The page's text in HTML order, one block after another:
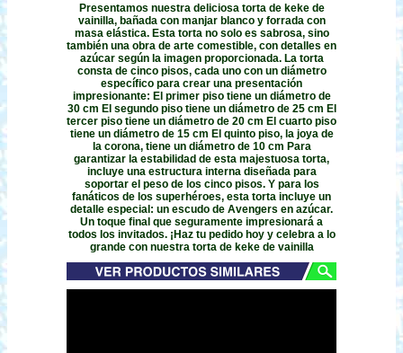
Presentamos nuestra deliciosa torta de keke de
vainilla, bañada con manjar blanco y forrada con
masa elástica. Esta torta no solo es sabrosa, sino
también una obra de arte comestible, con detalles en
azúcar según la imagen proporcionada. La torta
consta de cinco pisos, cada uno con un diámetro
específico para crear una presentación
impresionante: El primer piso tiene un diámetro de
30 cm El segundo piso tiene un diámetro de 25 cm El
tercer piso tiene un diámetro de 20 cm El cuarto piso
tiene un diámetro de 15 cm El quinto piso, la joya de
la corona, tiene un diámetro de 10 cm Para
garantizar la estabilidad de esta majestuosa torta,
incluye una estructura interna diseñada para
soportar el peso de los cinco pisos. Y para los
fanáticos de los superhéroes, esta torta incluye un
detalle especial: un escudo de Avengers en azúcar.
Un toque final que seguramente impresionará a
todos los invitados. ¡Haz tu pedido hoy y celebra a lo
grande con nuestra torta de keke de vainilla